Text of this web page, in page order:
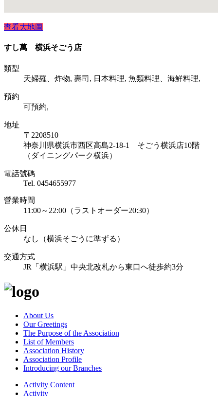
查看大地圖
すし萬 横浜そごう店
類型
天婦羅、炸物, 壽司, 日本料理, 魚類料理、海鮮料理,
預約
可預約,
地址
〒2208510
神奈川県横浜市西区高島2-18-1 そごう横浜店10階
（ダイニングパーク横浜）
電話號碼
Tel. 0454655977
營業時間
11:00～22:00（ラストオーダー20:30）
公休日
なし（横浜そごうに準ずる）
交通方式
JR「横浜駅」中央北改札から東口へ徒歩約3分
About Us
Our Greetings
The Purpose of the Association
List of Members
Association History
Association Profile
Introducing our Branches
Activity Content
Activity